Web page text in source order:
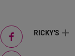
RICKY'S add
Facebook